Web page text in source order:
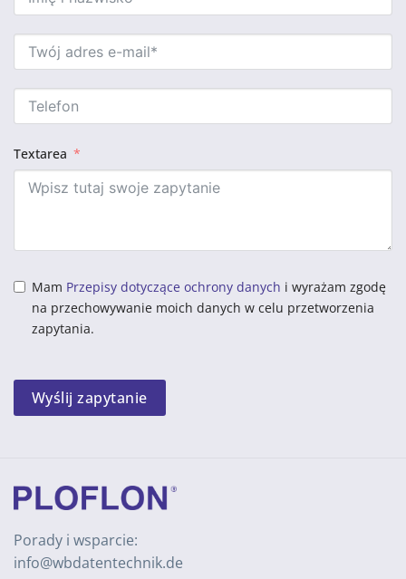
Textarea
Mam Przepisy dotyczące ochrony danych i wyrażam zgodę
na przechowywanie moich danych w celu przetworzenia
zapytania.
Wyślij zapytanie
Porady i wsparcie:
info@wbdatentechnik.de